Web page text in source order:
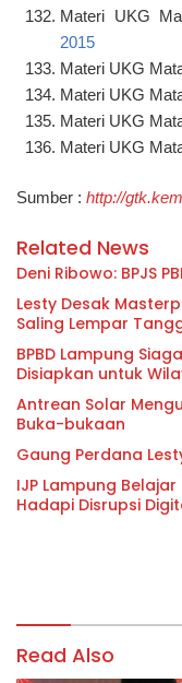
Materi UKG
2015
Materi UKG
Materi UKG
Materi UKG
Materi UKG
Sumber : http://
Related News
Deni Ribowo: BPJS
Lesty Desak
Saling Lempar
BPBD Lampung
Disiapkan untuk
Antrean Solar
Buka-bukaan
Gaung Perdana
IJP Lampung
Hadapi Disrupsi
Read Also